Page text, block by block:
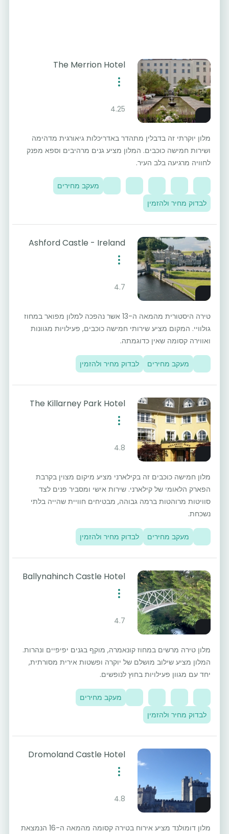
The Merrion Hotel
4.25
מלון יוקרתי זה בדבלין מתהדר באדריכלות גיאורגית מדהימה
ושירות חמישה כוכבים. המלון מציע גנים מרהיבים וספא מפנק
לחוויה מרגיעה בלב העיר.
מעקב מחירים
לבדוק מחיר ולהזמין
Ashford Castle - Ireland
4.7
טירה היסטורית מהמאה ה-13 אשר נהפכה למלון מפואר במחוז
גולוויי. המקום מציע שירותי חמישה כוכבים, פעילויות מגוונות
ואווירה קסומה שאין כדוגמתה.
מעקב מחירים לבדוק מחיר ולהזמין
The Killarney Park Hotel
4.8
מלון חמישה כוכבים זה בקילארני מציע מיקום מצוין בקרבת
הפארק הלאומי של קילארני. שירות אישי ומסביר פנים לצד
סוויטות מרוהטות ברמה גבוהה, מבטיחים חוויית שהייה בלתי
נשכחת.
מעקב מחירים לבדוק מחיר ולהזמין
Ballynahinch Castle Hotel
4.7
מלון טירה מרשים במחוז קונאמרה, מוקף בגנים יפיפיים ונהרות.
המלון מציע שילוב מושלם של יוקרה ופשטות אירית מסורתית,
יחד עם מגוון פעילויות בחוץ לנופשים.
מעקב מחירים
לבדוק מחיר ולהזמין
Dromoland Castle Hotel
4.8
מלון דומולנד מציע אירוח בטירה קסומה מהמאה ה-16 הנמצאת